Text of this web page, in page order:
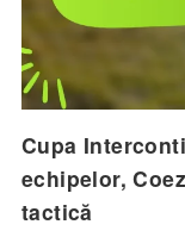
Cupa
echipelor,
tactică